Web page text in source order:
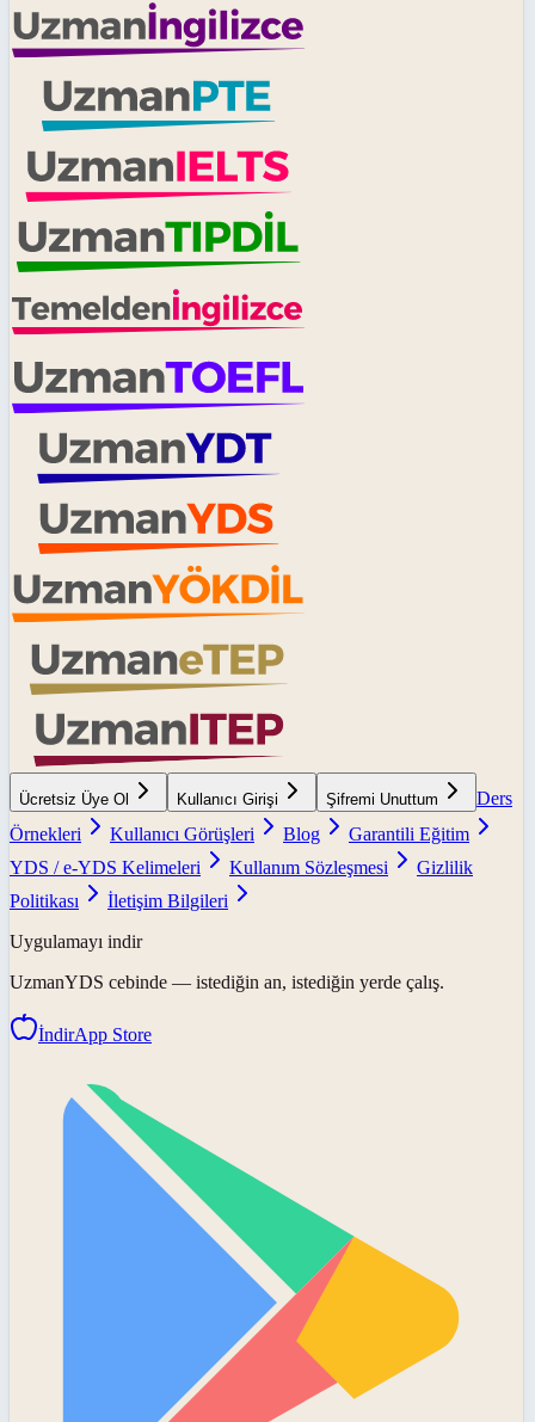
Ücretsiz Üye Ol Kullanıcı Girişi Şifremi Unuttum
Ders
Örnekleri
Kullanıcı Görüşleri Blog
Garantili Eğitim
YDS / e-YDS Kelimeleri
Kullanım Sözleşmesi
Gizlilik
Politikası
İletişim Bilgileri
Uygulamayı indir
UzmanYDS cebinde — istediğin an, istediğin yerde çalış.
İndirApp Store